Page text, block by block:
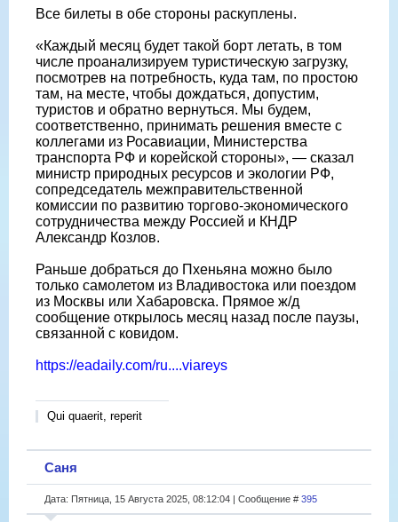
Все билеты в обе стороны раскуплены.
«Каждый месяц будет такой борт летать, в том
числе проанализируем туристическую загрузку,
посмотрев на потребность, куда там, по простою
там, на месте, чтобы дождаться, допустим,
туристов и обратно вернуться. Мы будем,
соответственно, принимать решения вместе с
коллегами из Росавиации, Министерства
транспорта РФ и корейской стороны», — сказал
министр природных ресурсов и экологии РФ,
сопредседатель межправительственной
комиссии по развитию торгово-экономического
сотрудничества между Россией и КНДР
Александр Козлов.
Раньше добраться до Пхеньяна можно было
только самолетом из Владивостока или поездом
из Москвы или Хабаровска. Прямое ж/д
сообщение открылось месяц назад после паузы,
связанной с ковидом.
https://eadaily.com/ru....viareys
Qui quaerit, reperit
Саня
Дата: Пятница, 15 Августа 2025, 08:12:04 | Сообщение # 395